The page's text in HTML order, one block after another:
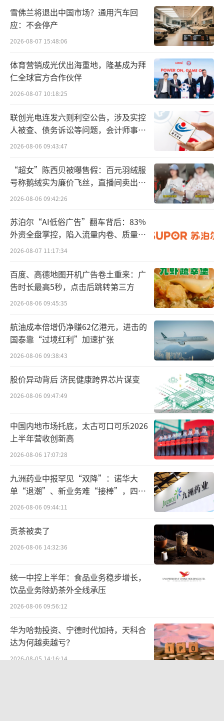
黄心宇介绍，今年目录调整范围以新药为
主，新增的91种药品中有90个为5年内新上市品
种。国家医保局将包括1类化药、1类治疗用生
物制品、1类和3类中成药在内的“全球新”作
为重点支持对象，确保“好钢用在刀刃上”。
新增91个药品中38个是“全球新”的创新药，
无论是比例还是绝对数量都创历年新高。在谈
判阶段，创新药的谈判成功率超过了90%，较
总体成功率高16个百分点。
在今年谈判/竞价环节，共有117个目录外
药品参加，其中89个谈判/竞价成功，成功率7
6%、平均降价63%，总体与2023年基本相当。
新版国家医保药品目录自2025年1月1日起正式
实施。叠加谈判降价和医保报销因素，预计202
5年将为患者减负超500亿元。
省钱与花钱
医保的“团购”机制，也就是药品集中带
高昂、普通患者难以企及的“贵族药”实现了
大幅降价，成为患者能够承受得起的“平民
以某款重性精神病治疗用药为例，一针可
维持半年有效，与目录内原有每月注射一次的
药品相比，能够大幅提升患者依从性、减轻医
疗体系负担，今年谈判纳入后疗程费用较原有
月制剂低30％以上，实现了“提质不提价”。
国家医保局相关负责人表示，通过7轮调
整，医保目录内药品质量和结构明显优化，费
用水平更加合理，保障水平明显提升。截至202
4年10月底，协议期内谈判药品累计受益8.3亿
人次，累计为患者减负超8800亿元。
“医保目录药品坚持战略购买、价值购
买。”上述负责人称，整合全体参保人用药需
求，与药品企业开展准入谈判，以广阔市场换
结合药品集中带量采购等一系列措施，实现了
保障水平的迭代升级，推动基金支出结构“腾
笼换鸟”，充分彰显医保部门系统集成的治理
雪佛兰将退出中国市场？通用汽车回
应：不会停产
2026-08-07 15:48:06
体育营销成光伏出海重地，隆基成为拜
仁全球官方合作伙伴
2026-08-07 10:18:25
联创光电连发六则利空公告，涉及实控
人被查、债务诉讼等问题，会计师事务
所曾出具“保留意见”
2026-08-06 09:43:47
“超女”陈西贝被曝售假：百元羽绒服
号称鹅绒实为廉价飞丝，直播间卖出超
百万元
2026-08-06 09:42:26
苏泊尔“AI低俗广告”翻车背后：83%
外资全盘掌控，陷入流量内卷、质量频
发的负循环
2026-08-07 11:17:34
百度、高德地图开机广告卷土重来：广
告时长最高5秒，点击后跳转第三方
2026-08-06 09:45:35
航油成本倍增仍净赚62亿港元，进击的
国泰靠“过境红利”加速扩张
2026-08-06 09:38:43
股价异动背后 济民健康跨界芯片谋变
2026-08-06 09:47:49
中国内地市场托底，太古可口可乐2026
上半年营收创新高
2026-08-06 17:07:28
九洲药业中报罕见“双降”：诺华大
单“退潮”、新业务难“接棒”，四大
难关待闯
2026-08-06 09:44:11
贡茶被卖了
2026-08-06 14:32:36
统一中控上半年：食品业务稳步增长，
饮品业务除奶茶外全线承压
2026-08-06 09:56:12
华为哈勃投资、宁德时代加持，天科合
达为何越卖越亏？
2026-08-05 14:16:14